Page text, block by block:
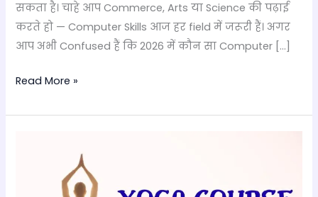
सकता है। चाहे आप Commerce, Arts या Science की पढ़ाई
करते हो — Computer Skills आज हर field में जरूरी हैं। अगर
आप अभी Confused हैं कि 2026 में कौन सा Computer […]
Science
in
2026
Read More »